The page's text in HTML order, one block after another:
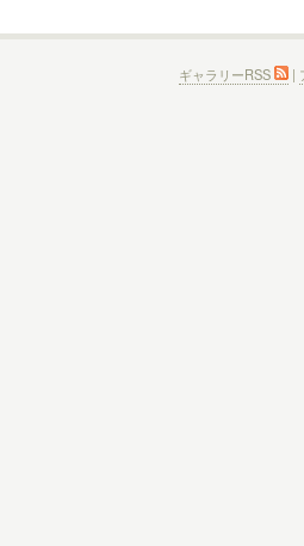
ギャラリーRSS |